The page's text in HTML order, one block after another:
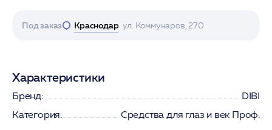
Под заказ Краснодар ул. Коммунаров, 270
Характеристики
Бренд:
DIBI
Категория:
Средства для глаз и век Проф.